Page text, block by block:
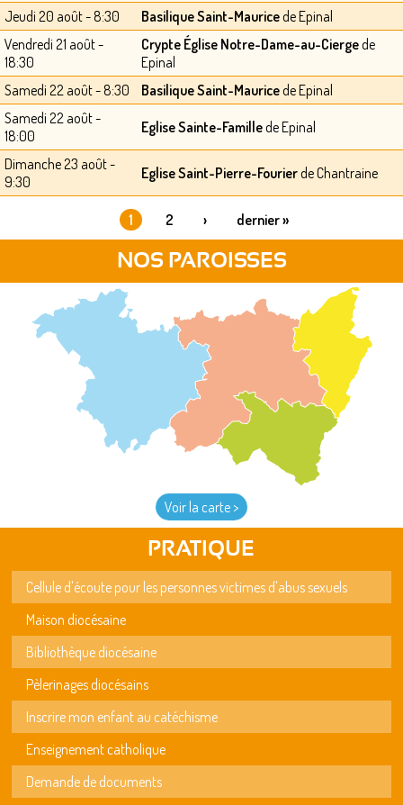
Jeudi 20 août - 8:30 Basilique Saint-Mauricede Epinal
Vendredi 21 août -
18:30
Crypte Église Notre-Dame-au-Ciergede
Epinal
Samedi 22 août - 8:30
Basilique Saint-Mauricede Epinal
Samedi 22 août -
18:00
Eglise Sainte-Famillede Epinal
Dimanche 23 août -
9:30
Eglise Saint-Pierre-Fourierde Chantraine
1 2 › dernier »
NOS PAROISSES
Voir la carte >
PRATIQUE
Cellule d'écoute pour les personnes victimes d'abus sexuels
Maison diocésaine
Bibliothèque diocésaine
Pèlerinages diocésains
Inscrire mon enfant au catéchisme
Enseignement catholique
Demande de documents